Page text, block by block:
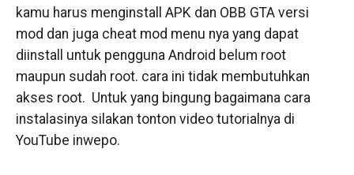
kamu harus menginstall APK dan OBB GTA versi
mod dan juga cheat mod menu nya yang dapat
diinstall untuk pengguna Android belum root
maupun sudah root. cara ini tidak membutuhkan
akses root. Untuk yang bingung bagaimana cara
instalasinya silakan tonton video tutorialnya di
YouTube inwepo.